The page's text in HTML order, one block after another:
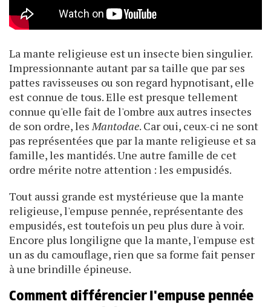
La mante religieuse est un insecte bien singulier.
Impressionnante autant par sa taille que par ses
pattes ravisseuses ou son regard hypnotisant, elle
est connue de tous. Elle est presque tellement
connue qu'elle fait de l'ombre aux autres insectes
de son ordre, lesMantodae. Car oui, ceux-ci ne sont
pas représentées que par la mante religieuse et sa
famille, les mantidés. Une autre famille de cet
ordre mérite notre attention : les empusidés.
Tout aussi grande est mystérieuse que la mante
religieuse, l'empuse pennée, représentante des
empusidés, est toutefois un peu plus dure à voir.
Encore plus longiligne que la mante, l'empuse est
un as du camouflage, rien que sa forme fait penser
à une brindille épineuse.
Comment différencier l'empuse pennée